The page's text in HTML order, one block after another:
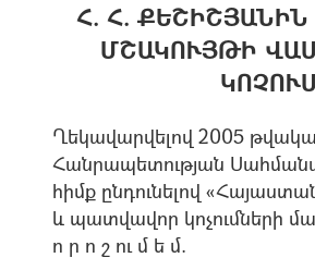
Հ. Հ.
ՄՇԱԿՈՒՅԹԻ
Ղեկավարվելով 2005
Հանրապետության
հիմք ընդունելով
և պատվավոր կոչումների
ո ր ո շ ու մ ե մ.